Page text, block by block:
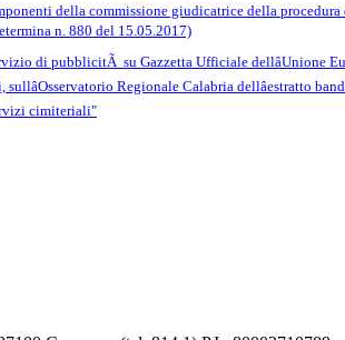
della commissione giudicatrice della
n. 880 del 15.05.2017)
di pubblicitÃ su Gazzetta Ufficiale dellâUnione
Regionale Calabria dellâestratto
cimiteriali"